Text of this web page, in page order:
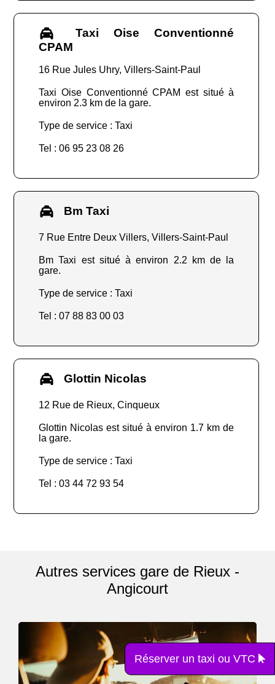
Taxi Oise Conventionné
CPAM
16 Rue Jules Uhry, Villers-Saint-Paul
Taxi Oise Conventionné CPAM est situé à
environ 2.3 km de la gare.
Type de service : Taxi
Tel : 06 95 23 08 26
Bm Taxi
7 Rue Entre Deux Villers, Villers-Saint-Paul
Bm Taxi est situé à environ 2.2 km de la
gare.
Type de service : Taxi
Tel : 07 88 83 00 03
Glottin Nicolas
12 Rue de Rieux, Cinqueux
Glottin Nicolas est situé à environ 1.7 km de
la gare.
Type de service : Taxi
Tel : 03 44 72 93 54
Autres services gare de Rieux -
Angicourt
Réserver un taxi ou VTC